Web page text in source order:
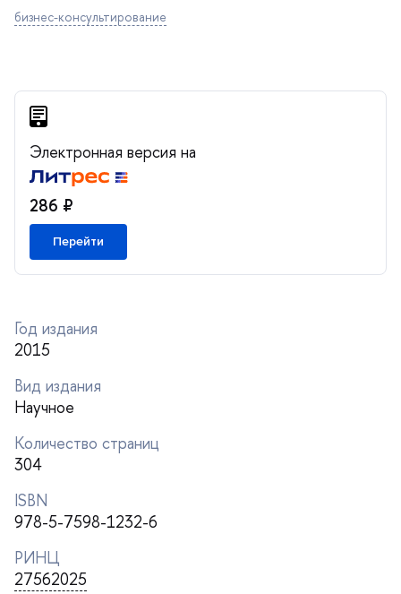
изнес-консультирование
Электронная версия на
286 ₽
Перейти
Год издания
2015
ид издания
Научное
Количество страниц
304
ISBN
978-5-7598-1232-6
РИНЦ
27562025